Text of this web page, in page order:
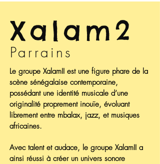
Parrains
Xalam2
Le groupe XalamII est une figure phare de la
scène sénégalaise contemporaine,
possédant une identité musicale d’une
originalité proprement inouïe, évoluant
librement entre mbalax, jazz, et musiques
africaines.
Avec talent et audace, le groupe XalamII a
ainsi réussi à créer un univers sonore